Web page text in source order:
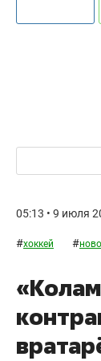
05:13 • 9 июля
#хоккей #